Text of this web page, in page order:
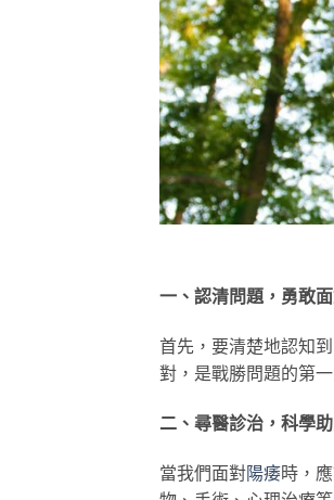
一、認清問題，勇敢
首先，要清楚地認知
對，是戰勝問題的第
二、尋醫診治，科學
當我們面對陽痿時，